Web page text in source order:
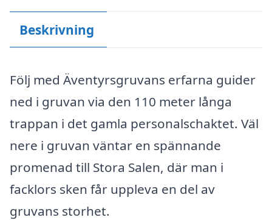
Beskrivning
Följ med Äventyrsgruvans erfarna guider
ned i gruvan via den 110 meter långa
trappan i det gamla personalschaktet. Väl
nere i gruvan väntar en spännande
promenad till Stora Salen, där man i
facklors sken får uppleva en del av
gruvans storhet.